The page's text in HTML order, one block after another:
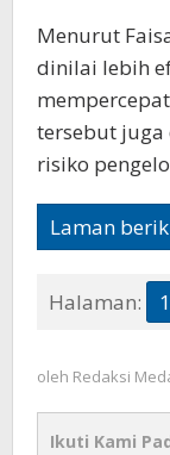
Menurut
dinilai lebih
tersebut
risiko
Laman
Halaman: 1
oleh Redaksi
Ikuti Kami